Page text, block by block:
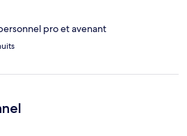
pro et avenant